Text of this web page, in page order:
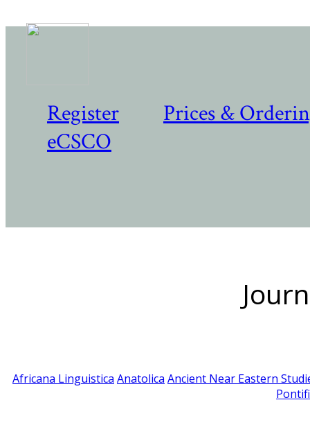
Register
Prices &
eCSCO
Africana Linguistica Anatolica Ancient Near Eastern